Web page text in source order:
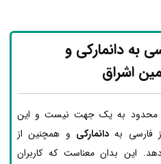
به دانمارکی و
اشراق
محدود به یک جهت نیست و این
فارسی بهدانمارکی و همچنین از
این بدان معناست که کاربران